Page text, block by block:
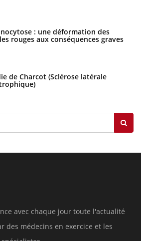
: une déformation des
rouges aux conséquences graves
de Charcot (Sclérose latérale
avec chaque jour toute l'actualité
des médecins en exercice et les